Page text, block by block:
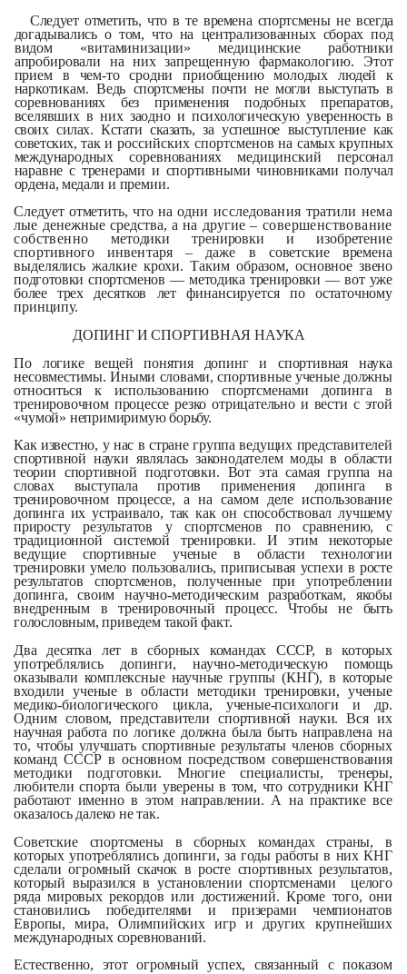
Следует отметить, что в те времена спортсмены не всегда
догадывались о том, что на централизованных сборахпод
видом «витаминизации» медицин­ские работники
апробировали на нихзапрещенную фармакологию. Этот
прием в чем-то сродни приобщению молодых людей к
наркотикам. Ведь спортсмены почти не могли выступатьв
соревнованиях без применения по­добных препаратов,
вселявших в них заодно и психологическую уверен­ность в
своих силах. Кстати сказать, зауспешное выступление как
советских, так и российских спортсменов на самых крупных
международных со­ревнованиях медицинский персонал
наравне с тренерами и спортивнымичиновниками получал
ордена, медали и премии.
Следует отметить, чтонаодни исследования тратили нема­
лые денежные средства, а на другие – совершенствование
собственнометодики тренировки и изобретение
спортивного инвентаря – даже в советские времена
выделялись жал­кие крохи. Таким образом, основноезвено
подготовки спортсменов — ме­тодика тренировки — вот уже
более трех десятков лет финансируется по остаточному
принципу.
ДОПИНГ И СПОРТИВНАЯ НАУКА
По логике вещей понятия допинг и спортивная наука
несовместимы. Иными словами, спортивные ученые должны
относиться к использованию спортсменами допинга в
тренировочном процессе резко отрицательно и вести с этой
«чумой» непримиримую борьбу.
Как известно, у нас в стране группа ведущих представителей
спортивной науки являлась законодателем моды в области
теории спортивной подготовки. Вот эта самая группа на
словах выступала против применения допинга в
тренировочном процессе, а на самом деле использование
допинга их устраивало, так как он способствовал лучшему
приросту результатов у спортсменов по сравнению, с
традиционной системой тренировки. И этим некоторые
ведущие спортивные ученые в области технологии
тренировки умело пользовались, приписывая успехи в росте
результатов спортсменов, полученные при употреблении
допинга, своим научно-методическим разработкам, якобы
внедренным в тренировочный процесс. Чтобы не быть
голословным, приведем такой факт.
Два десятка лет в сборных командах СССР, в которых
употреблялись допинги, научно-методическую помощь
оказывали комплексные научные группы (КНГ), в которые
входили ученые в области методики тренировки, ученые
медико-биологического цикла, ученые-психологи и др.
Одним словом, представители спортивной науки. Вся их
научная работа по логике должна была быть направлена на
то, чтобы улучшать спортивные результаты членов сборных
команд СССР в основном посредством совершенствования
методики подготовки. Многие специалисты, тренеры,
любители спорта были уверены в том, что сотрудники КНГ
работают именно в этом направлении. А на практике все
оказалось далеко не так.
Советские спортсмены в сборных командах страны, в
которых употреблялись допинги, за годы работы в них КНГ
сделали огромный скачок в росте спортивных результатов,
который выразился в установлении спортсменами целого
ряда мировых рекордов или достижений. Кроме того, они
становились победителями и призерами чемпионатов
Европы, мира, Олимпийских игр и других крупнейших
международных соревнований.
Естественно, этот огромный успех, связанный с показом